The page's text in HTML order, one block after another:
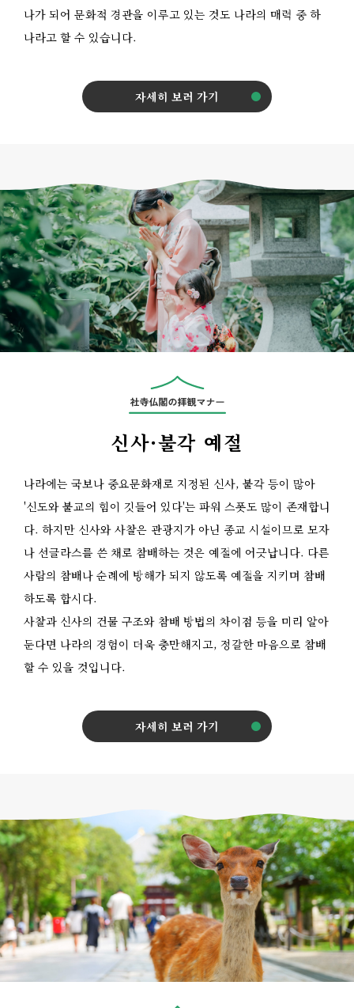
나가 되어 문화적 경관을 이루고 있는 것도 나라의 매력 중 하
나라고 할 수 있습니다.
자세히 보러 가기
신사·불각 예절
나라에는 국보나 중요문화재로 지정된 신사, 불각 등이 많아
'신도와 불교의 힘이 깃들어 있다'는 파워 스폿도 많이 존재합니
다. 하지만 신사와 사찰은 관광지가 아닌 종교 시설이므로 모자
나 선글라스를 쓴 채로 참배하는 것은 예절에 어긋납니다. 다른
사람의 참배나 순례에 방해가 되지 않도록 예절을 지키며 참배
하도록 합시다.
사찰과 신사의 건물 구조와 참배 방법의 차이점 등을 미리 알아
둔다면 나라의 경험이 더욱 충만해지고, 정갈한 마음으로 참배
할 수 있을 것입니다.
자세히 보러 가기